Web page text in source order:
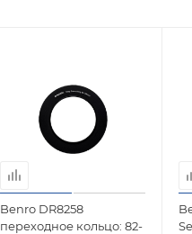
Benro DR8258
переходное кольцо: 82-